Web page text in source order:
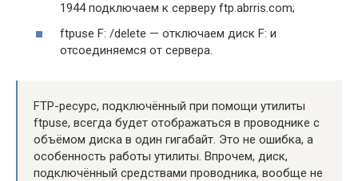
1944 подключаем к серверу ftp.abrris.com;
ftpuse F: /delete — отключаем диск F: и
отсоединяемся от сервера.
FTP-ресурс, подключённый при помощи утилиты
ftpuse, всегда будет отображаться в проводнике с
объёмом диска в один гигабайт. Это не ошибка, а
особенность работы утилиты. Впрочем, диск,
подключённый средствами проводника, вообще не